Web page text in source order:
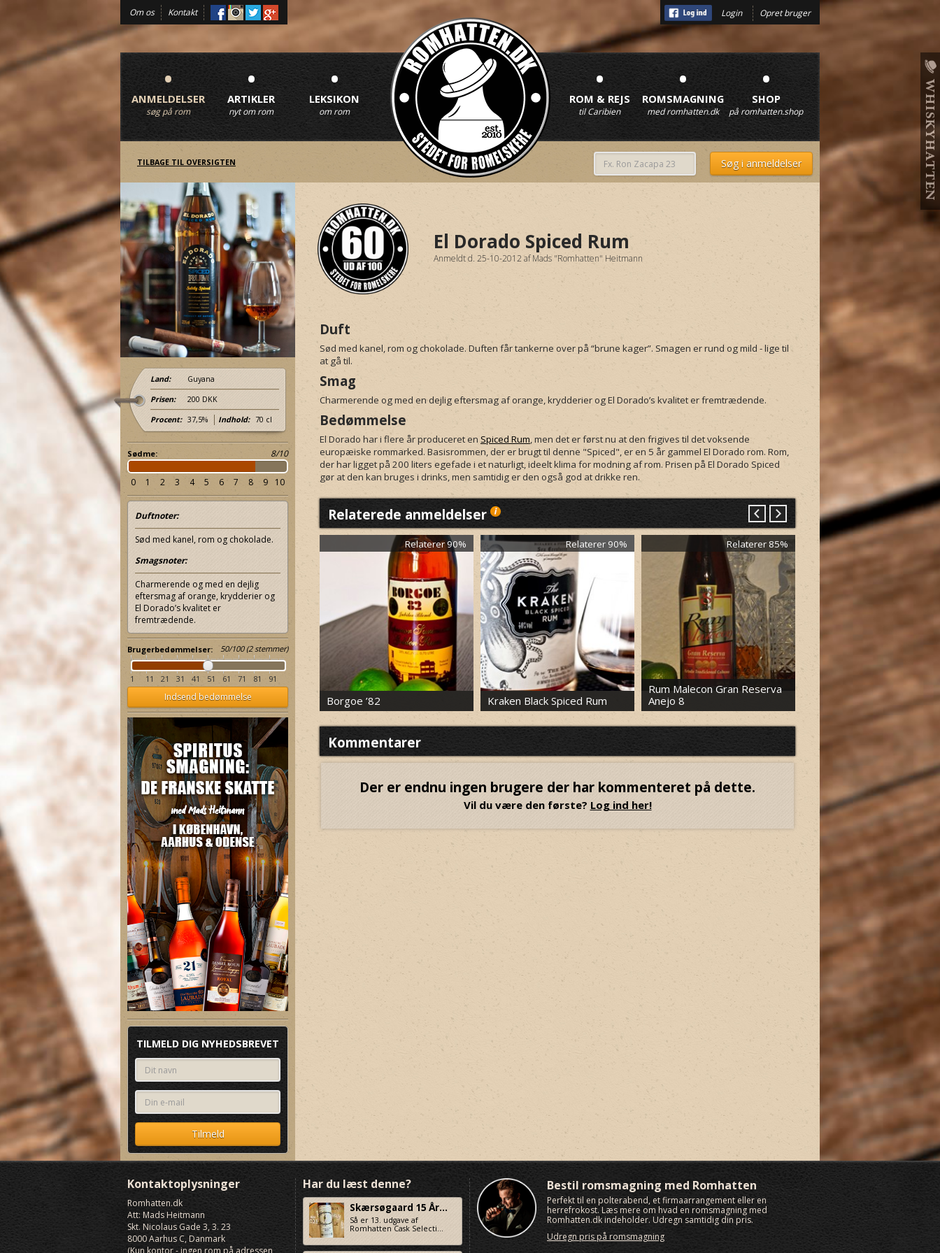
Om os Kontakt Login Opret bruger
•
ANMELDELSER
søg på rom
•
ARTIKLER
nyt om rom
•
LEKSIKON
om rom
•
ROM & REJS
til Caribien
•
ROMSMAGNING
med romhatten.dk
•
SHOP
på romhatten.shop
TILBAGE TIL OVERSIGTEN
El Dorado Spiced Rum
Anmeldt d. 25-10-2012 afMads "Romhatten" Heitmann
Duft
Sød med kanel, rom og chokolade. Duften får tankerne over på “brune kager”. Smagen er rund og mild - lige til
at gå til.
Smag
Charmerende og med en dejlig eftersmag af orange, krydderier og El Dorado’s kvalitet er fremtrædende.
Bedømmelse
El Dorado har i flere år produceret en Spiced Rum, men det er først nu at den frigives til det voksende
europæiske rommarked. Basisrommen, der er brugt til denne "Spiced", er en 5 år gammel El Dorado rom. Rom,
der har ligget på 200 liters egefade i et naturligt, ideelt klima for modning af rom. Prisen på El Dorado Spiced
gør at den kan bruges i drinks, men samtidig er den også god at drikke ren.
Relaterede anmeldelser
Relaterer 8%
Havana Club Especial
Relaterer 8%
Rum-Bar White Overproof
Rum 63 %
Relaterer 90%
Borgoe ’82
Relaterer 90%
Kraken Black Spiced Rum
Relaterer 85%
Rum Malecon Gran Reserva
Anejo 8
Davidsen's Rum Superior
Release Blend 12
Kommentarer
Der er endnu ingen brugere der har kommenteret på dette.
Vil du være den første? Log ind her!
Land: Guyana
Prisen: 200 DKK
Procent: 37,5% Indhold: 70 cl
Sødme: 8/10
0 1 2 3 4 5 6 7 8 9 10
Duftnoter:
Sød med kanel, rom og chokolade.
Smagsnoter:
Charmerende og med en dejlig
eftersmag af orange, krydderier og
El Dorado’s kvalitet er
fremtrædende.
Brugerbedømmelser: 50/100(2stemmer)
1 11 21 31 41 51 61 71 81 91
Indsend bedømmelse
TILMELD DIG NYHEDSBREVET
Kontaktoplysninger
Romhatten.dk
Att: Mads Heitmann
Skt. Nicolaus Gade 3, 3. 23
8000Aarhus C, Danmark
(Kun kontor - ingen rom på adressen,
Har du læst denne?
Skærsøgaard 15 År...
Så er 13. udgave af
Romhatten Cask Selecti...
Bestil romsmagning med Romhatten
Perfekt til en polterabend, et firmaarrangement eller en
herrefrokost. Læs mere om hvad en romsmagning med
Romhatten.dk indeholder. Udregn samtidig din pris.
Udregn pris på romsmagning